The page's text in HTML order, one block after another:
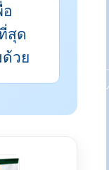
สุด
ด้วย